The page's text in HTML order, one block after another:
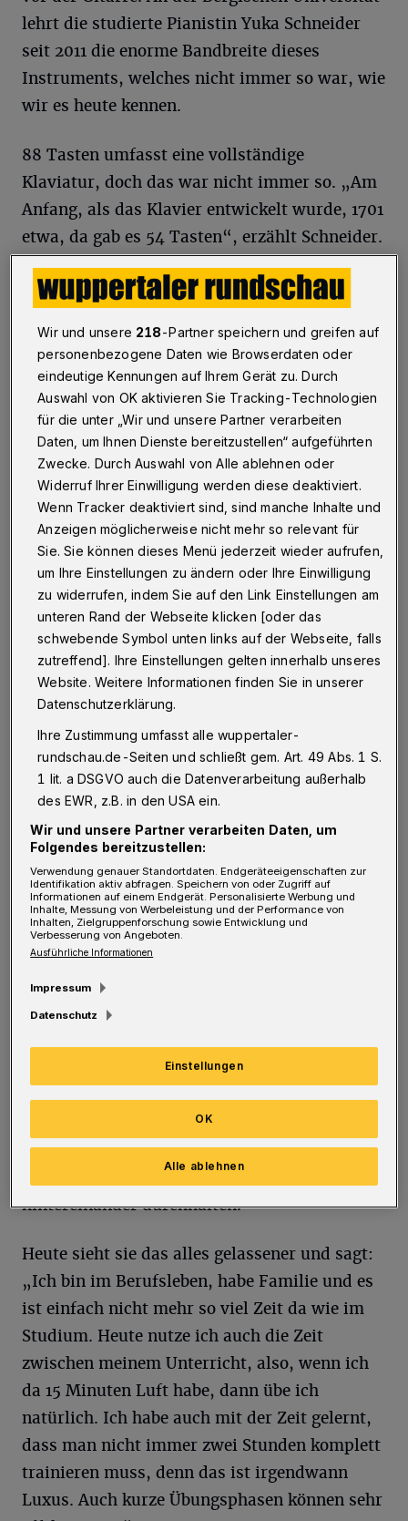
lehrt die studierte Pianistin Yuka Schneider
seit 2011 die enorme Bandbreite dieses
Instruments, welches nicht immer so war, wie
wir es heute kennen.
88 Tasten umfasst eine vollständige
Klaviatur, doch das war nicht immer so. „Am
Anfang, als das Klavier entwickelt wurde, 1701
etwa, da gab es 54 Tasten“, erzählt Schneider.
„Mit der Zeit wurde das dann auf zunächst 61
und dann 73 Tasten erweitert.“ Auch hätten
und ihre Werke dementsprechend komponiert,
berichtet sie, so dass es seit 1890 nunmehr
konstant 88 Tasten gäbe.
„88 Tasten sind siebeneinhalb Oktaven. Das
ist das maximale, was Menschen als
Intervalle wahrnehmen können, also sowohl
in der Tiefe, als auch in der Höhe“, weiß
Schneider. Zwar könne man noch etwas
höhere Töne hören, aber das nehme man dann
als ein Piepsen wahr.
Yuka Schneider hat an der Staatlichen
Musikhochschule Köln, Standort Wuppertal,
studiert. „Damals musste man natürlich viel
üben, das ist ja auch Teil des Studiums“, lacht
die gebürtige Japanerin, die während ihrer
intensiven Studienphase auch schon mal zehn
Stunden spielte. Schmerzende Finger seien
dabei nie das Problem gewesen, erklärt sie,
aber der Kopf mache dann irgendwann nicht
mehr mit. „Ich konnte am besten morgens
zwei Stunden, dann, nach einer Pause noch
einmal zwei Stunden und am Abend die letzten
zwei Stunden üben. Das Wichtigste waren
man da wirklich frisch ist. Es ist ja nicht nur
der sportliche Aspekt, wenn man viele Töne
schnell hintereinander spielt, sondern vor
allem die Kopfleistung, man denkt ständig
hintereinander durchhalten.“
Heute sieht sie das alles gelassener und sagt:
„Ich bin im Berufsleben, habe Familie und es
ist einfach nicht mehr so viel Zeit da wie im
Studium. Heute nutze ich auch die Zeit
zwischen meinem Unterricht, also, wenn ich
da 15 Minuten Luft habe, dann übe ich
natürlich. Ich habe auch mit der Zeit gelernt,
dass man nicht immer zwei Stunden komplett
trainieren muss, denn das ist irgendwann
Luxus. Auch kurze Übungsphasen können sehr
Wir und unsere 218-Partner speichern und greifen auf
personenbezogene Daten wie Browserdaten oder
eindeutige Kennungen auf Ihrem Gerät zu. Durch
Auswahl von OK aktivieren Sie Tracking-Technologien
für die unter „Wir und unsere Partner verarbeiten
Daten, um Ihnen Dienste bereitzustellen“ aufgeführten
Zwecke. Durch Auswahl von Alle ablehnen oder
Widerruf Ihrer Einwilligung werden diese deaktiviert.
Wenn Tracker deaktiviert sind, sind manche Inhalte und
Anzeigen möglicherweise nicht mehr so relevant für
Sie. Sie können dieses Menü jederzeit wieder aufrufen,
um Ihre Einstellungen zu ändern oder Ihre Einwilligung
zu widerrufen, indem Sie auf den Link Einstellungen am
unteren Rand der Webseite klicken [oder das
schwebende Symbol unten links auf der Webseite, falls
zutreffend]. Ihre Einstellungen gelten innerhalb unseres
Website. Weitere Informationen finden Sie in unserer
Datenschutzerklärung.
Ihre Zustimmung umfasst alle wuppertaler-
rundschau.de-Seiten und schließt gem. Art. 49 Abs. 1 S.
1 lit. a DSGVO auch die Datenverarbeitung außerhalb
des EWR, z.B. in den USA ein.
Wir und unsere Partner verarbeiten Daten, um
Folgendes bereitzustellen:
Verwendung genauer Standortdaten. Endgeräteeigenschaften zur
Identifikation aktiv abfragen. Speichern von oder Zugriff auf
Informationen auf einem Endgerät. Personalisierte Werbung und
Inhalte, Messung von Werbeleistung und der Performance von
Inhalten, Zielgruppenforschung sowie Entwicklung und
Verbesserung von Angeboten.
Ausführliche Informationen
Impressum
Datenschutz
Einstellungen
Alle ablehnen
OK